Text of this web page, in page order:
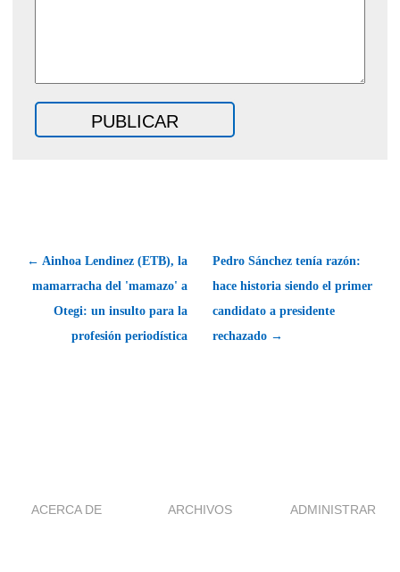
← Ainhoa Lendinez (ETB), la
mamarracha del 'mamazo' a
Otegi: un insulto para la
profesión periodística
Pedro Sánchez tenía razón:
hace historia siendo el primer
candidato a presidente
rechazado →
ACERCA DE ARCHIVOS ADMINISTRAR